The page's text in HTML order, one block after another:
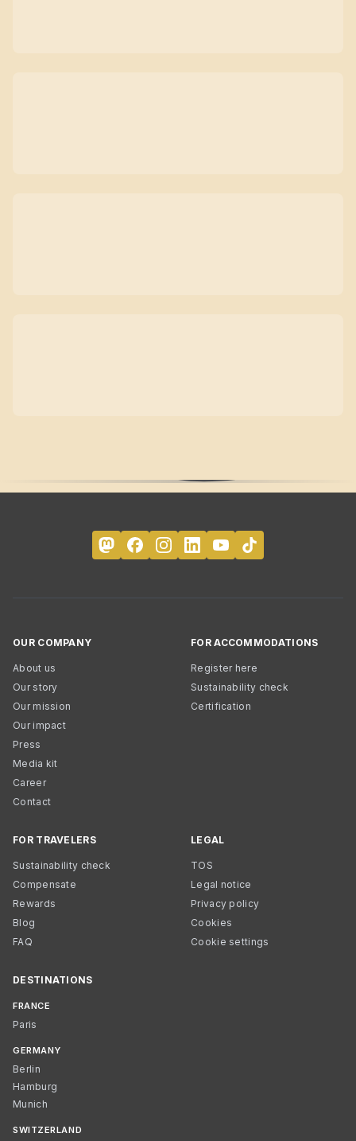
OUR COMPANY
About us
Our story
Our mission
Our impact
Press
Media kit
Career
Contact
FOR ACCOMMODATIONS
Register here
Sustainability check
Certification
FOR TRAVELERS
Sustainability check
Compensate
Rewards
Blog
FAQ
LEGAL
TOS
Legal notice
Privacy policy
Cookies
Cookie settings
DESTINATIONS
FRANCE
Paris
GERMANY
Berlin
Hamburg
Munich
SWITZERLAND